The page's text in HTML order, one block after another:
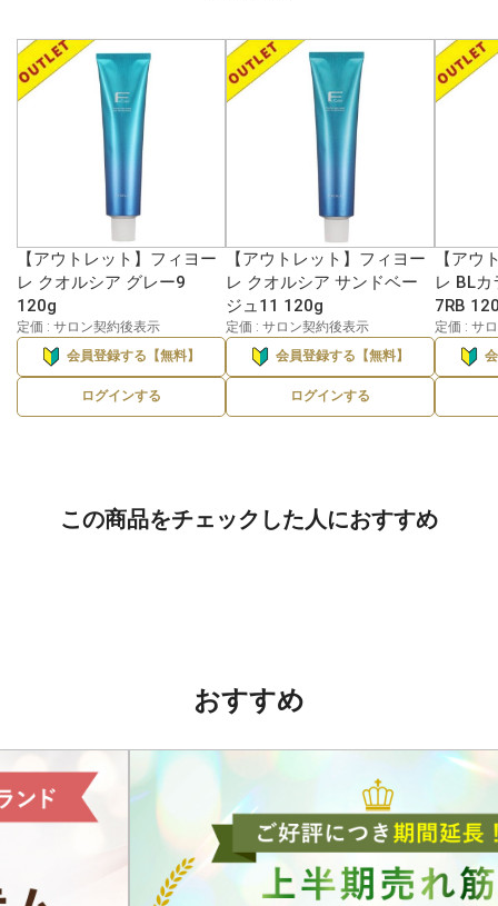
【アウトレット】フィヨー
レ クオルシア グレー9
120g
定価 : サロン契約後表示
会員登録する【無料】
ログインする
【アウトレット】フィヨー
レ クオルシア サンドベー
ジュ11 120g
定価 : サロン契約後表示
会員登録する【無料】
ログインする
【アウ
レ BL
7RB
定価 : サ
この商品をチェックした人におすすめ
おすすめ